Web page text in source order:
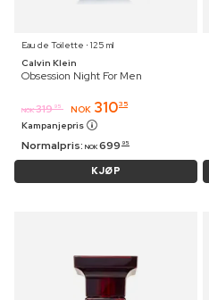
Eau de Toilette ⋅ 125 ml
Calvin Klein
Obsession Night For Men
NOK 319 95 NOK 31035
Kampanjepris
Normalpris: NOK 699 95
KJØP